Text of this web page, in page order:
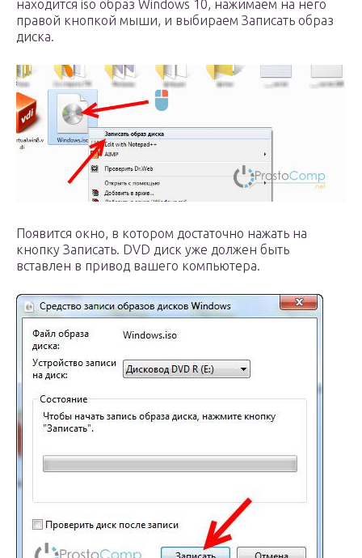
находится iso образ Windows 10, нажимаем на него
правой кнопкой мыши, и выбираем Записать образ
диска.
Появится окно, в котором достаточно нажать на
кнопку Записать. DVD диск уже должен быть
вставлен в привод вашего компьютера.